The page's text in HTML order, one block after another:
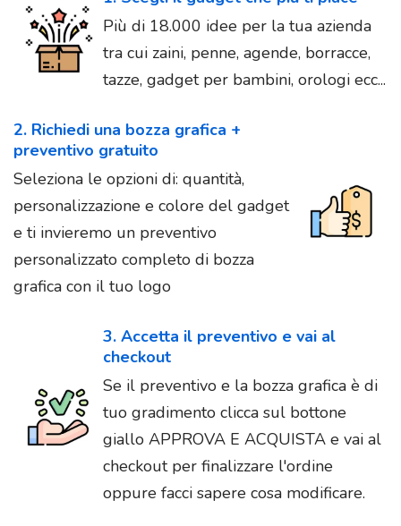
Più di 18.000 idee per la tua azienda
tra cui zaini, penne, agende, borracce,
tazze, gadget per bambini, orologi ecc...
2. Richiedi una bozza grafica +
preventivo gratuito
Seleziona le opzioni di: quantità,
personalizzazione e colore del gadget
e ti invieremo un preventivo
personalizzato completo di bozza
grafica con il tuo logo
3. Accetta il preventivo e vai al
checkout
Se il preventivo e la bozza grafica è di
tuo gradimento clicca sul bottone
giallo APPROVA E ACQUISTA e vai al
checkout per finalizzare l'ordine
oppure facci sapere cosa modificare.